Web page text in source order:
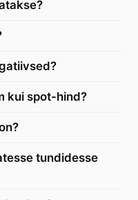
kui spot-hind?
tundidesse